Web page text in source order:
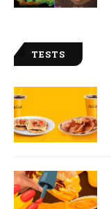
TESTS